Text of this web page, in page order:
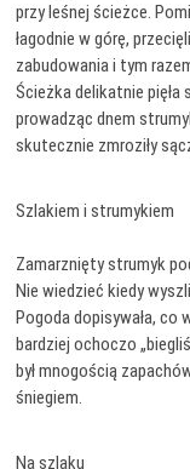
przy leśnej ścieżce.
łagodnie w górę,
zabudowania i tym
Ścieżka delikatnie
prowadząc dnem
skutecznie zmroziły
Szlakiem i strumykiem
Zamarznięty strumyk
Nie wiedzieć kiedy
Pogoda dopisywała, co
bardziej ochoczo
był mnogością
śniegiem.
Na szlaku